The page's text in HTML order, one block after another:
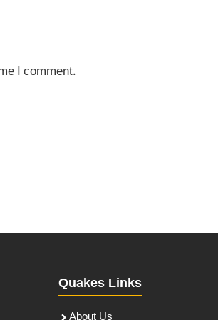
I comment.
Quakes Links
About Us